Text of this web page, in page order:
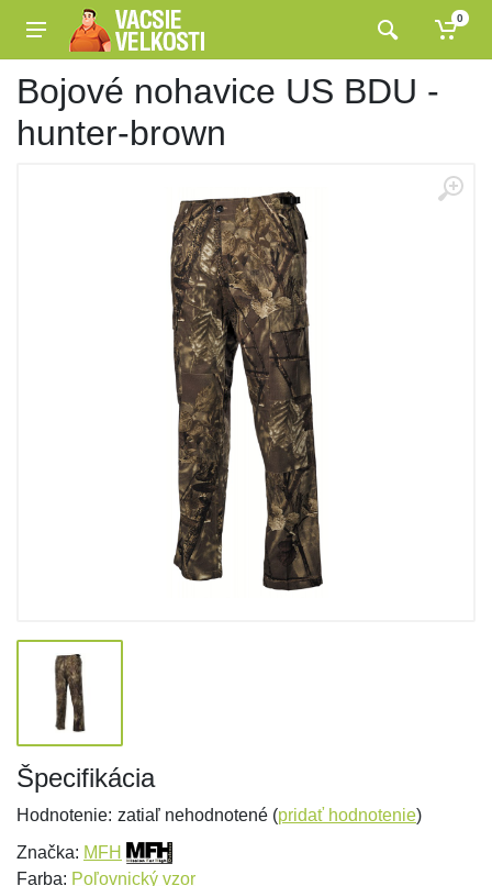
0
Bojové nohavice US BDU -
hunter-brown
Špecifikácia
Hodnotenie: zatiaľ nehodnotené (pridať hodnotenie)
Značka: MFH
Farba: Poľovnický vzor